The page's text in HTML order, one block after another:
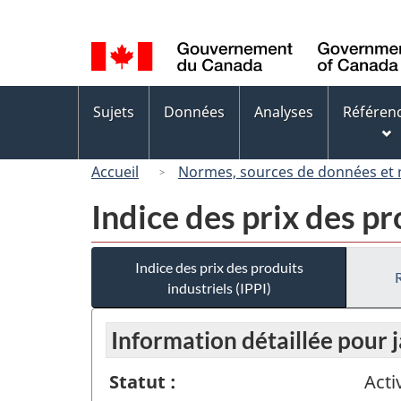
de
la
langue
des
Sujets Données Analyses
Accueil Normes, sources de données et
Indice des prix des
Indice des prix des produits
industriels (IPPI)
Information détaillée pour
Statut :